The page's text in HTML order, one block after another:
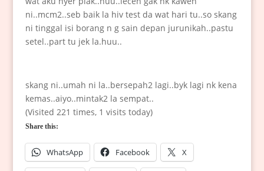
ni..mcm2..seb baik la hiv test da wat hari tu..so skang
ni tinggal isi borang n g sain depan jurunikah..pastu
setel..part tu jek la.huu..
skang ni..umah ni la..bersepah2 lagi..byk lagi nk kena
kemas..aiyo..mintak2 la sempat..
(Visited 221 times, 1 visits today)
Share this:
WhatsApp Facebook X